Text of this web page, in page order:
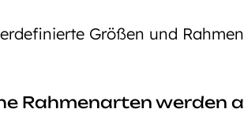
Größen und
Rahmenarten werden